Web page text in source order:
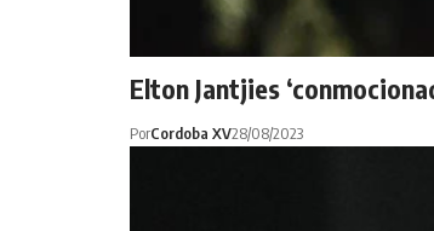
Elton Jantjies
PorCordoba XV28/08/2023